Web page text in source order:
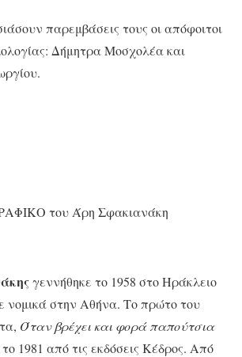
παρεμβάσεις τους οι απόφοιτοι
Δήμητρα Μοσχολέα και
του Άρη Σφακιανάκη
γεννήθηκε το 1958 στο Ηράκλειο
νομικά στην Αθήνα. Το πρώτο του
Όταν βρέχει και φορά παπούτσια
1981 από τις εκδόσεις Κέδρος. Από